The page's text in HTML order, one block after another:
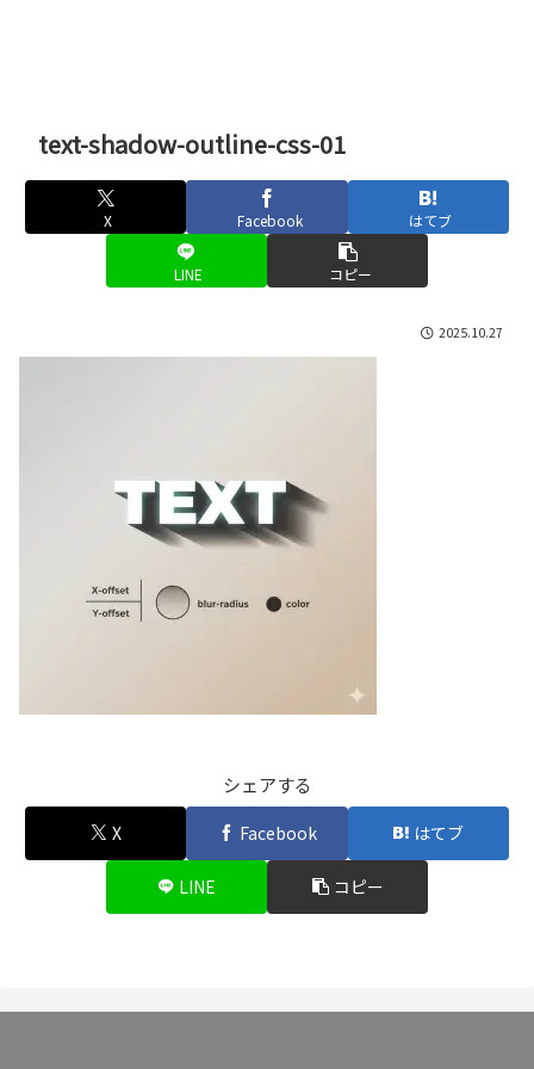
text-shadow-outline-css-01
X Facebook はてブ
LINE コピー
2025.10.27
シェアする
X Facebook はてブ
LINE コピー